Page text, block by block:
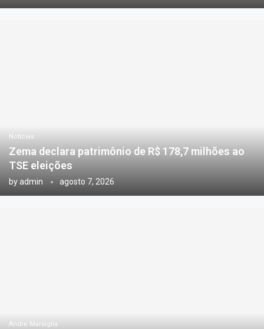
Notícias
Zema declara patrimônio de R$ 178,7 milhões ao
TSE eleições
byadmin agosto 7, 2026
Andre Marsiglia